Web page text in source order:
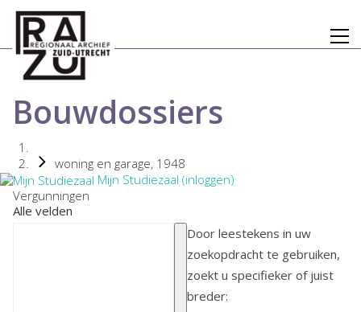
Bouwdossiers
woning en garage, 1948
Mijn Studiezaal (inloggen)
Vergunningen
Alle velden
Door leestekens in uw
zoekopdracht te gebruiken,
zoekt u specifieker of juist
breder: